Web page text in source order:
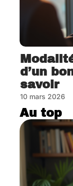
d’un
savoir
10 mars 2026
Au top